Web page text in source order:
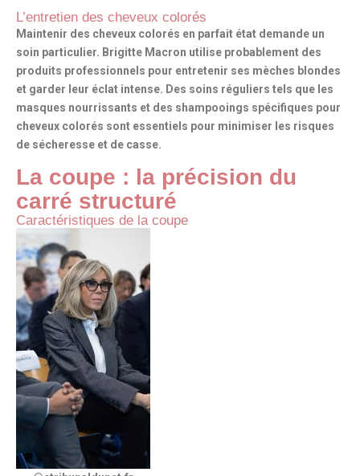
L’entretien des cheveux colorés
Maintenir des cheveux colorés en parfait état demande un
soin particulier. Brigitte Macron utilise probablement des
produits professionnels pour entretenir ses mèches blondes
et garder leur éclat intense. Des soins réguliers tels que les
masques nourrissants et des shampooings spécifiques pour
cheveux colorés sont essentiels pour minimiser les risques
de sécheresse et de casse.
La coupe : la précision du
carré structuré
Caractéristiques de la coupe